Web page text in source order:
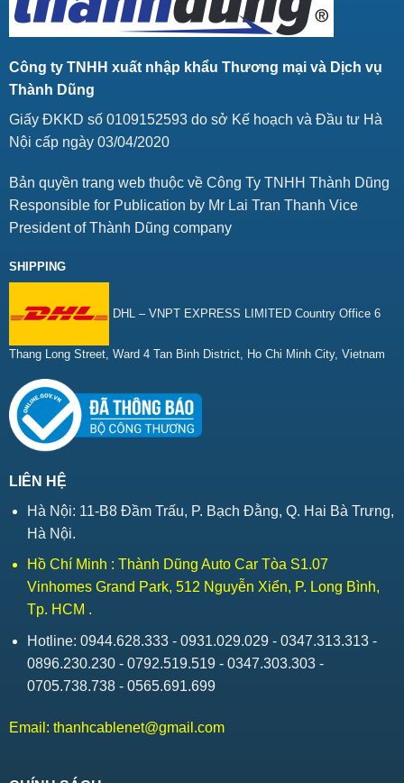
Công ty TNHH xuất nhập khẩu Thương mại và Dịch vụ
Thành Dũng
Giấy ĐKKD số 0109152593 do sở Kế hoạch và Đầu tư Hà
Nội cấp ngày 03/04/2020
Bản quyền trang web thuộc về Công Ty TNHH Thành Dũng
Responsible for Publication by Mr Lai Tran Thanh Vice
President of Thành Dũng company
SHIPPING
DHL – VNPT EXPRESS LIMITED Country Office 6
Thang Long Street, Ward 4 Tan Binh District, Ho Chi Minh City, Vietnam
LIÊN HỆ
Hà Nội: 11-B8 Đầm Trấu, P. Bạch Đằng, Q. Hai Bà Trưng,
Hà Nội.
Hồ Chí Minh : Thành Dũng Auto Car Tòa S1.07
Vinhomes Grand Park, 512 Nguyễn Xiển, P. Long Bình,
Tp. HCM .
Hotline: 0944.628.333 - 0931.029.029 - 0347.313.313 -
0896.230.230 - 0792.519.519 - 0347.303.303 -
0705.738.738 - 0565.691.699
Email: thanhcablenet@gmail.com